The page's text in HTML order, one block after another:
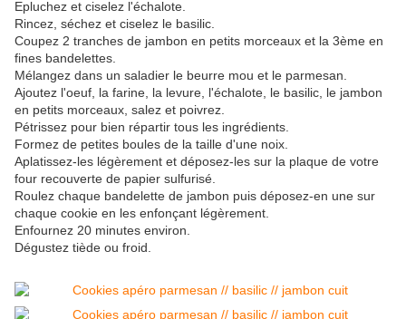
Epluchez et ciselez l'échalote.
Rincez, séchez et ciselez le basilic.
Coupez 2 tranches de jambon en petits morceaux et la 3ème en
fines bandelettes.
Mélangez dans un saladier le beurre mou et le parmesan.
Ajoutez l'oeuf, la farine, la levure, l'échalote, le basilic, le jambon
en petits morceaux, salez et poivrez.
Pétrissez pour bien répartir tous les ingrédients.
Formez de petites boules de la taille d'une noix.
Aplatissez-les légèrement et déposez-les sur la plaque de votre
four recouverte de papier sulfurisé.
Roulez chaque bandelette de jambon puis déposez-en une sur
chaque cookie en les enfonçant légèrement.
Enfournez 20 minutes environ.
Dégustez tiède ou froid.